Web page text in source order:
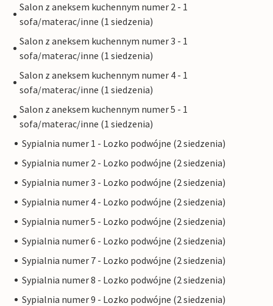
Salon z aneksem kuchennym numer 2 - 1
sofa/materac/inne (1 siedzenia)
Salon z aneksem kuchennym numer 3 - 1
sofa/materac/inne (1 siedzenia)
Salon z aneksem kuchennym numer 4 - 1
sofa/materac/inne (1 siedzenia)
Salon z aneksem kuchennym numer 5 - 1
sofa/materac/inne (1 siedzenia)
Sypialnia numer 1 - Lozko podwójne (2 siedzenia)
Sypialnia numer 2 - Lozko podwójne (2 siedzenia)
Sypialnia numer 3 - Lozko podwójne (2 siedzenia)
Sypialnia numer 4 - Lozko podwójne (2 siedzenia)
Sypialnia numer 5 - Lozko podwójne (2 siedzenia)
Sypialnia numer 6 - Lozko podwójne (2 siedzenia)
Sypialnia numer 7 - Lozko podwójne (2 siedzenia)
Sypialnia numer 8 - Lozko podwójne (2 siedzenia)
Sypialnia numer 9 - Lozko podwójne (2 siedzenia)